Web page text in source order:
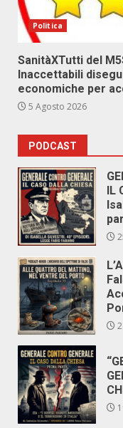
Politica
SanitàXTutti del
Inaccettabili
economiche per
5 Agosto 2026
PODCAST
IL